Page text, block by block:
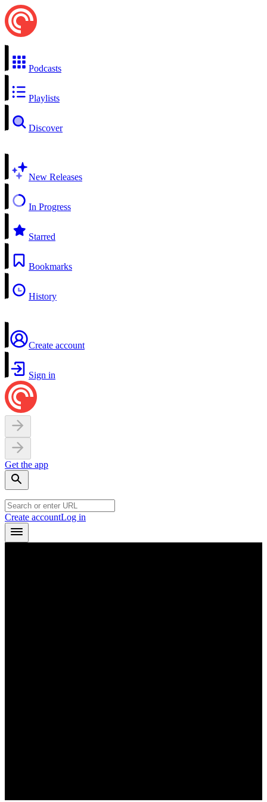
Podcasts
Playlists
Discover
New Releases
In Progress
Starred
Bookmarks
History
Create account
Sign in
Get the app
Create accountLog in